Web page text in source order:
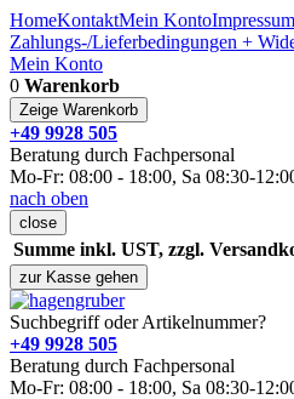
HomeKontaktMein KontoImpressum
Zahlungs-/Lieferbedingungen +
Mein Konto
0 Warenkorb
Zeige Warenkorb
+49 9928 505
Beratung durch Fachpersonal
Mo-Fr: 08:00 - 18:00, Sa 08:30-
nach oben
close
Summe inkl. UST, zzgl.
zur Kasse gehen
Suchbegriff oder Artikelnummer?
+49 9928 505
Beratung durch Fachpersonal
Mo-Fr: 08:00 - 18:00, Sa 08:30-